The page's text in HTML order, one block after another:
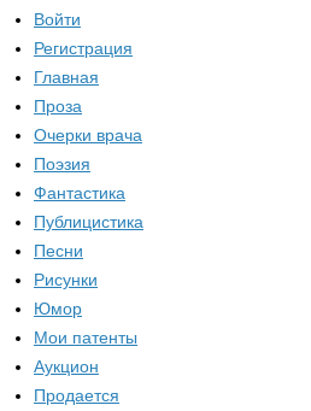
Войти
Регистрация
Главная
Проза
Очерки врача
Поэзия
Фантастика
Публицистика
Песни
Рисунки
Юмор
Мои патенты
Аукцион
Продается